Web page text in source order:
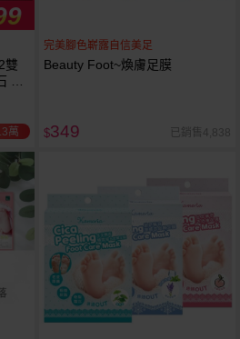
雙
3
萬
完美腳色嶄露自信美足
Beauty Foot~煥膚足膜
$349 已銷售4,838